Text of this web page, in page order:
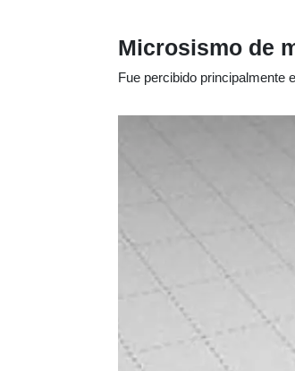
Microsismo de
Fue percibido principalmente